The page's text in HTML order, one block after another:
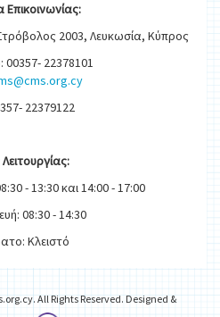
Επικοινωνίας:
2003, Λευκωσία, Κύπρος
22378101
22379122
Λειτουργίας:
- 13:30 και 14:00 - 17:00
08:30 - 14:30
Κλειστό
All Rights Reserved. Designed &